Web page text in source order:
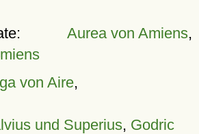
Aurea von Amiens,
von Aire,
und Superius, Godric